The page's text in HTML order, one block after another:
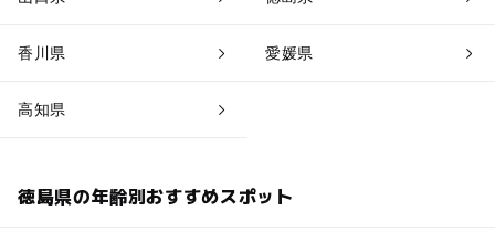
香川県 愛媛県
高知県
徳島県の年齢別おすすめスポット